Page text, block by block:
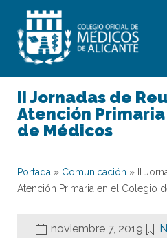
II Jornadas de
Atención
de Médicos
Portada » Comunicación »
II
Atención Primaria en el Colegio
noviembre 7, 2019